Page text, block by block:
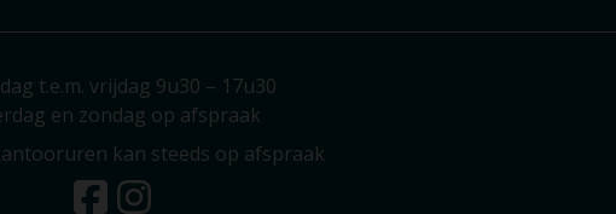
t.e.m. vrijdag 9u30 – 17u30
en zondag op afspraak
kan steeds op afspraak